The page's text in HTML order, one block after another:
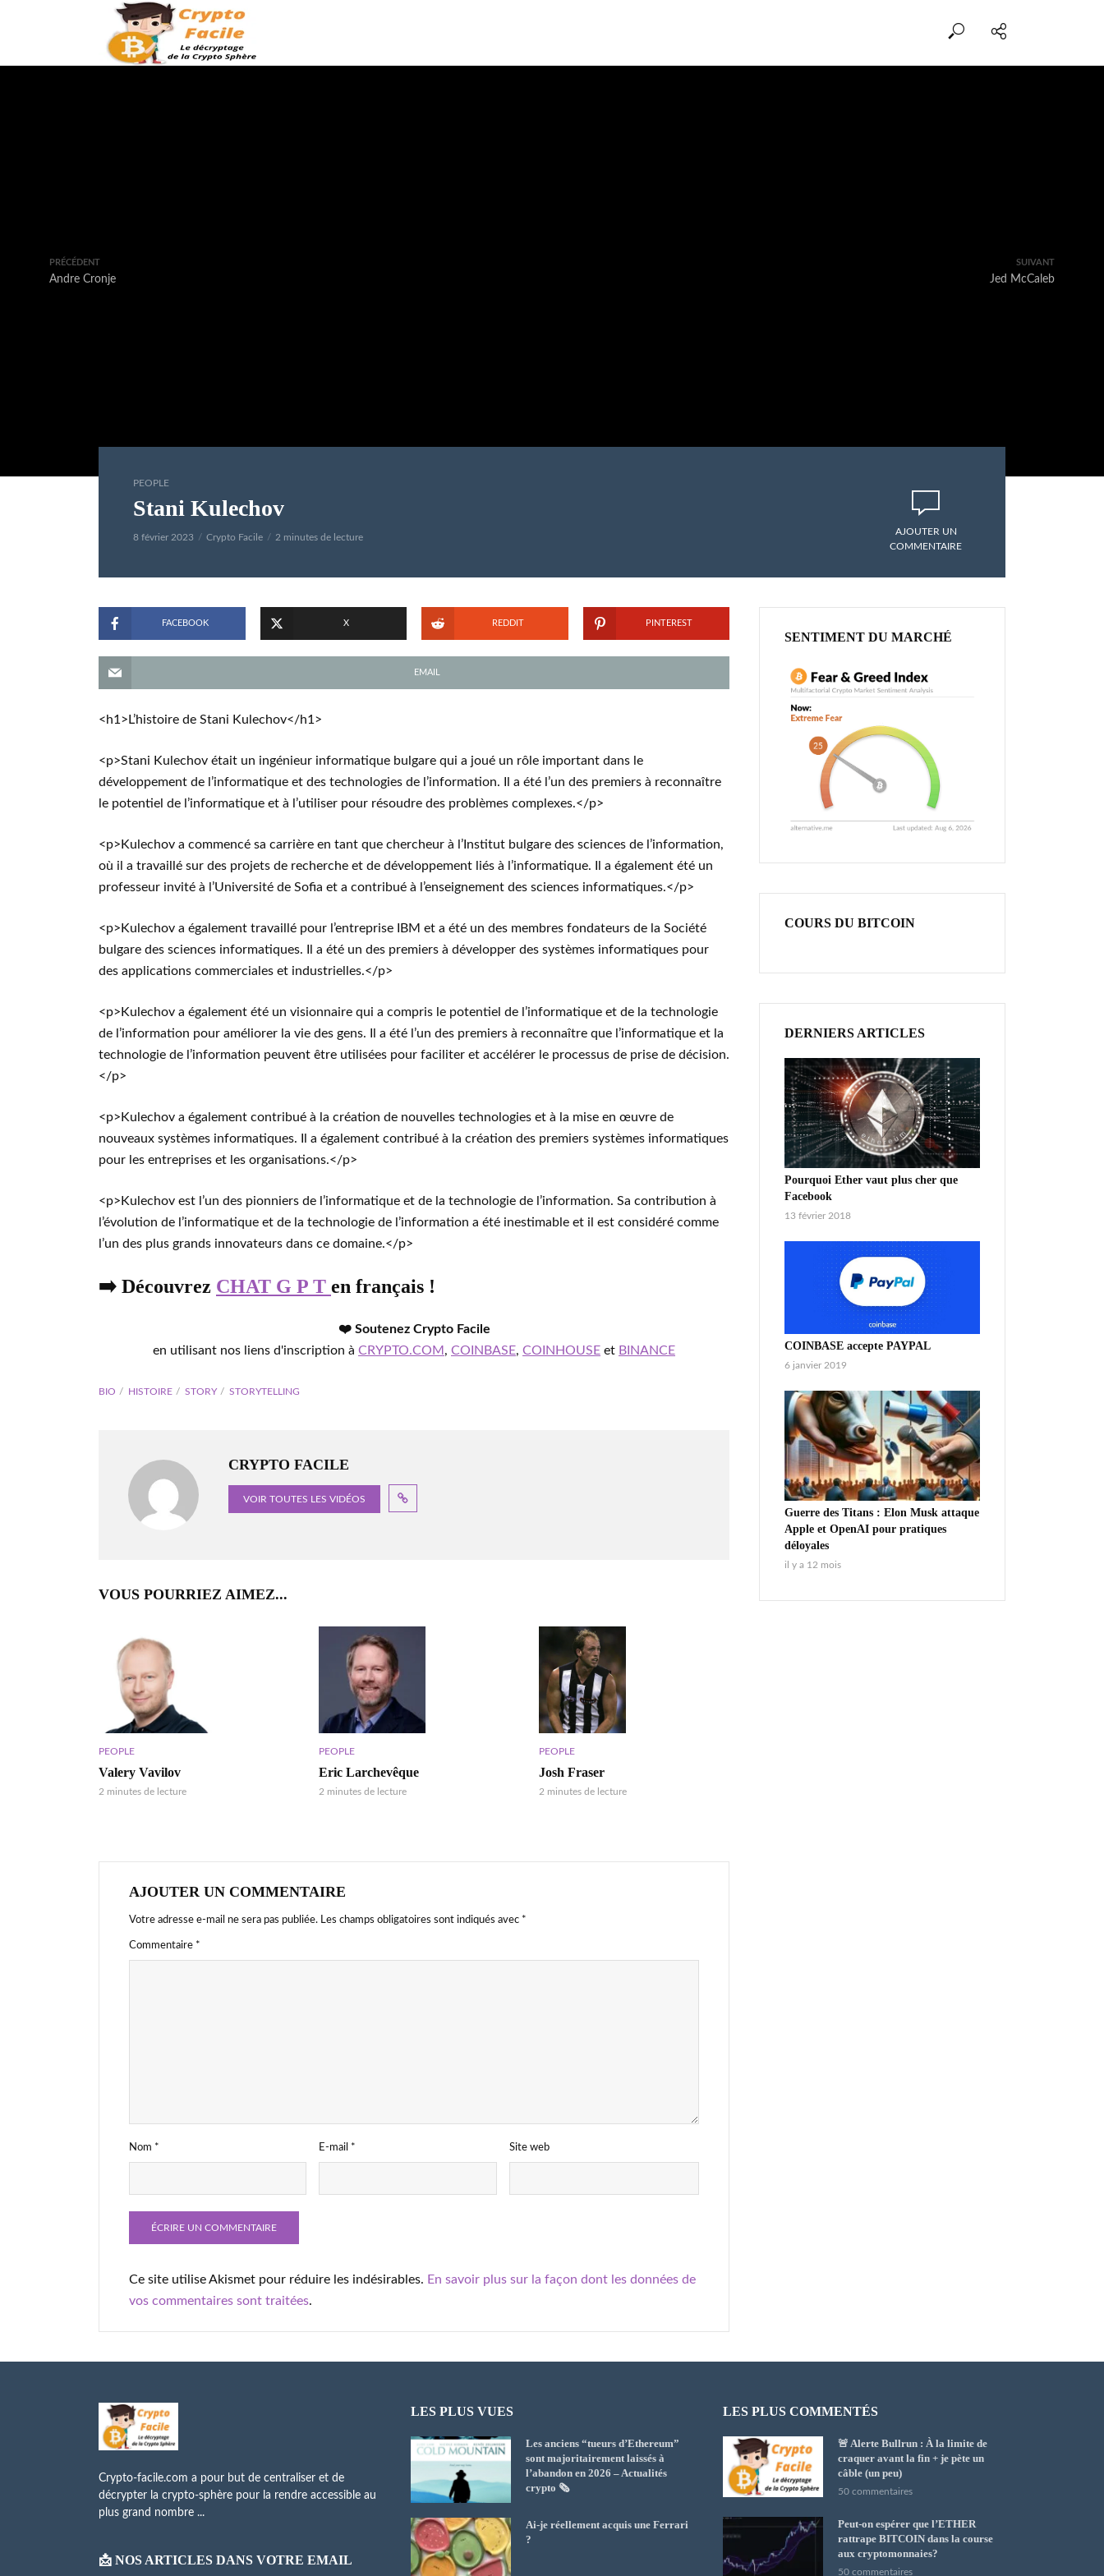
PRÉCÉDENT
Andre Cronje
SUIVANT
Jed McCaleb
PEOPLE
Stani Kulechov
8 février 2023 Crypto Facile 2 minutes de lecture
AJOUTER UN
COMMENTAIRE
FACEBOOK X REDDIT PINTEREST
EMAIL
<h1>L’histoire de Stani Kulechov</h1>
<p>Stani Kulechov était un ingénieur informatique bulgare qui a joué un rôle important dans le
développement de l’informatique et des technologies de l’information. Il a été l’un des premiers à reconnaître
le potentiel de l’informatique et à l’utiliser pour résoudre des problèmes complexes.</p>
<p>Kulechov a commencé sa carrière en tant que chercheur à l’Institut bulgare des sciences de l’information,
où il a travaillé sur des projets de recherche et de développement liés à l’informatique. Il a également été un
professeur invité à l’Université de Sofia et a contribué à l’enseignement des sciences informatiques.</p>
<p>Kulechov a également travaillé pour l’entreprise IBM et a été un des membres fondateurs de la Société
bulgare des sciences informatiques. Il a été un des premiers à développer des systèmes informatiques pour
des applications commerciales et industrielles.</p>
<p>Kulechov a également été un visionnaire qui a compris le potentiel de l’informatique et de la technologie
de l’information pour améliorer la vie des gens. Il a été l’un des premiers à reconnaître que l’informatique et la
technologie de l’information peuvent être utilisées pour faciliter et accélérer le processus de prise de décision.
</p>
<p>Kulechov a également contribué à la création de nouvelles technologies et à la mise en œuvre de
nouveaux systèmes informatiques. Il a également contribué à la création des premiers systèmes informatiques
pour les entreprises et les organisations.</p>
<p>Kulechov est l’un des pionniers de l’informatique et de la technologie de l’information. Sa contribution à
l’évolution de l’informatique et de la technologie de l’information a été inestimable et il est considéré comme
l’un des plus grands innovateurs dans ce domaine.</p>
➡️ Découvrez CHAT G P T en français !
❤️ Soutenez Crypto Facile
en utilisant nos liens d'inscription à CRYPTO.COM , COINBASE, COINHOUSE et BINANCE
BIO HISTOIRE STORY STORYTELLING
CRYPTO FACILE
VOIR TOUTES LES VIDÉOS
VOUS POURRIEZ AIMEZ...
PEOPLE
Valery Vavilov
2 minutes de lecture
PEOPLE
Eric Larchevêque
2 minutes de lecture
PEOPLE
Josh Fraser
2 minutes de lecture
AJOUTER UN COMMENTAIRE
Votre adresse e-mail ne sera pas publiée. Les champs obligatoires sont indiqués avec *
Commentaire *
Nom * E-mail * Site web
Ce site utilise Akismet pour réduire les indésirables. En savoir plus sur la façon dont les données de
vos commentaires sont traitées.
SENTIMENT DU MARCHÉ
COURS DU BITCOIN
DERNIERS ARTICLES
Pourquoi Ether vaut plus cher que
Facebook
13 février 2018
COINBASE accepte PAYPAL
6 janvier 2019
Guerre des Titans : Elon Musk attaque
Apple et OpenAI pour pratiques
déloyales
il y a 12 mois
Crypto-facile.com a pour but de centraliser et de
décrypter la crypto-sphère pour la rendre accessible au
plus grand nombre ...
📩 NOS ARTICLES DANS VOTRE EMAIL
LES PLUS VUES
Les anciens “tueurs d’Ethereum”
sont majoritairement laissés à
l’abandon en 2026 – Actualités
crypto 🗞️
Ai-je réellement acquis une Ferrari
?
LES PLUS COMMENTÉS
🚨 Alerte Bullrun : À la limite de
craquer avant la fin + je pète un
câble (un peu)
50 commentaires
Peut-on espérer que l’ETHER
rattrape BITCOIN dans la course
aux cryptomonnaies?
50 commentaires